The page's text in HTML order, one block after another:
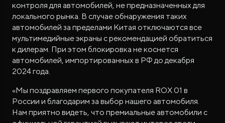
контроля для автомобилей, не предназначенных для
локального рынка. В случае обнаружения таких
автомобилей за пределами Китая отключаются все
мультимедийные экраны с рекомендацией обратиться
к дилерам. При этом блокировка не коснется
автомобилей, импортированных в РФ до декабря
2024 года.
«Мы поздравляем первого покупателя ROX 01 в
России и благодарим за выбор нашего автомобиля.
Нам приятно видеть, что премиальные автомобили с